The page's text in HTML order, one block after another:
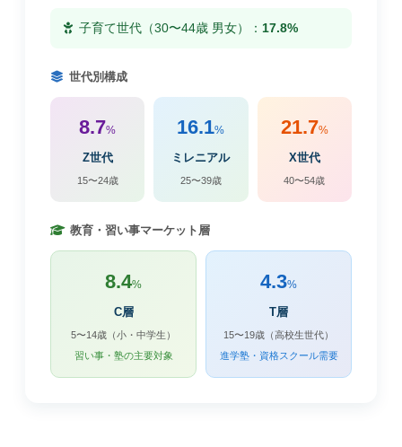
子育て世代（30〜44歳 男女）： 17.8%
世代別構成
8.7%
Z世代
15〜24歳
16.1%
ミレニアル
25〜39歳
21.7%
X世代
40〜54歳
教育・習い事マーケット層
8.4%
C層
5〜14歳（小・中学生）
習い事・塾の主要対象
4.3%
T層
15〜19歳（高校生世代）
進学塾・資格スクール需要